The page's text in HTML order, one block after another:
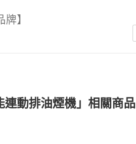
牌】️
動排油煙機」相關商品